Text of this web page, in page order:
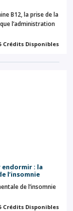
B12, la prise de la
l’administration
Crédits Disponibles
endormir : la
l’insomnie
de l’insomnie
Crédits Disponibles